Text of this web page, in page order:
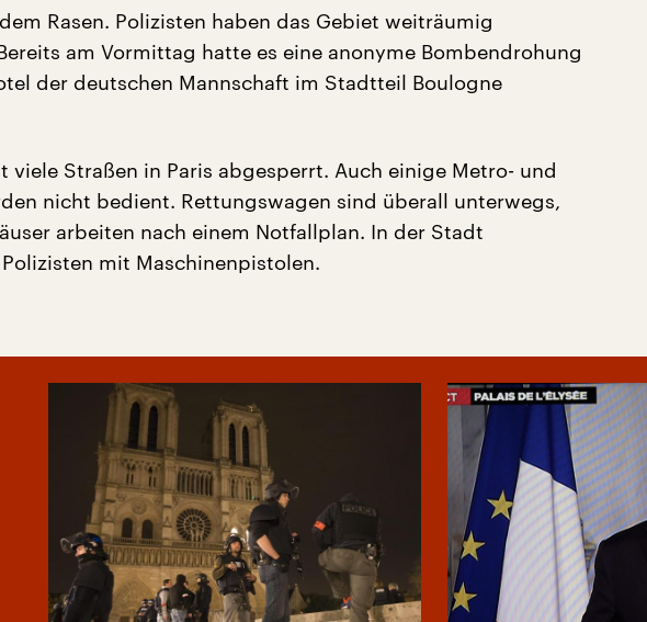
Rasen. Polizisten haben das Gebiet weiträumig
am Vormittag hatte es eine anonyme Bombendrohung
der deutschen Mannschaft im Stadtteil Boulogne
viele Straßen in Paris abgesperrt. Auch einige Metro- und
nicht bedient. Rettungswagen sind überall unterwegs,
arbeiten nach einem Notfallplan. In der Stadt
mit Maschinenpistolen.